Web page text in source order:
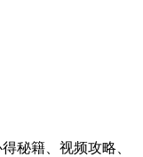
秘籍、视频攻略、